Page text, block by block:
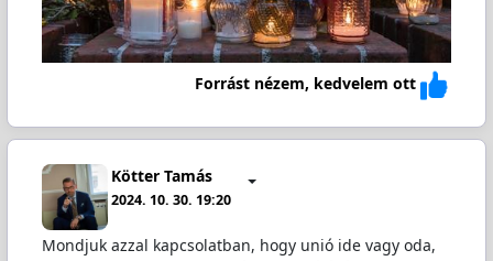
Forrást nézem, kedvelem ott
Kötter Tamás
2024. 10. 30. 19:20
Mondjuk azzal kapcsolatban, hogy unió ide vagy oda,